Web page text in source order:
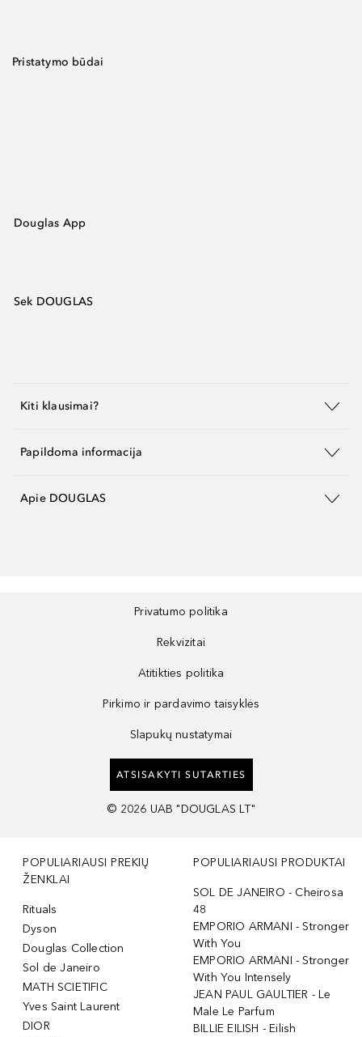
Pristatymo būdai
Douglas App
Sek DOUGLAS
Kiti klausimai?
Papildoma informacija
Apie DOUGLAS
Privatumo politika
Rekvizitai
Atitikties politika
Pirkimo ir pardavimo taisyklės
Slapukų nustatymai
ATSISAKYTI SUTARTIES
© 2026 UAB "DOUGLAS LT"
POPULIARIAUSI PREKIŲ
ŽENKLAI
Rituals
Dyson
Douglas Collection
Sol de Janeiro
MATH SCIETIFIC
Yves Saint Laurent
DIOR
POPULIARIAUSI PRODUKTAI
SOL DE JANEIRO - Cheirosa
48
EMPORIO ARMANI - Stronger
With You
EMPORIO ARMANI - Stronger
With You Intensely
JEAN PAUL GAULTIER - Le
Male Le Parfum
BILLIE EILISH - Eilish